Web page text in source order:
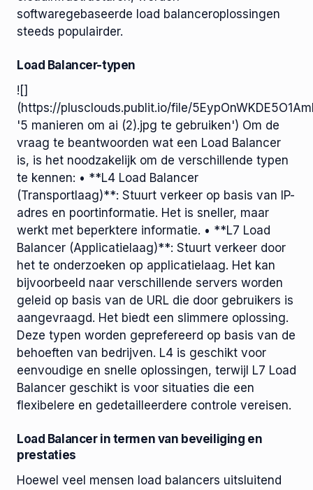
softwaregebaseerde load balanceroplossingen
steeds populairder.
Load Balancer-typen
![]
(https://plusclouds.publit.io/file/
'5 manieren om ai (2).jpg te gebruiken') Om de
vraag te beantwoorden wat een Load Balancer
is, is het noodzakelijk om de verschillende typen
te kennen: • **L4 Load Balancer
(Transportlaag)**: Stuurt verkeer op basis van IP-
adres en poortinformatie. Het is sneller, maar
werkt met beperktere informatie. • **L7 Load
Balancer (Applicatielaag)**: Stuurt verkeer door
het te onderzoeken op applicatielaag. Het kan
bijvoorbeeld naar verschillende servers worden
geleid op basis van de URL die door gebruikers is
aangevraagd. Het biedt een slimmere oplossing.
Deze typen worden geprefereerd op basis van de
behoeften van bedrijven. L4 is geschikt voor
eenvoudige en snelle oplossingen, terwijl L7 Load
Balancer geschikt is voor situaties die een
flexibelere en gedetailleerdere controle vereisen.
Load Balancer in termen van beveiliging en
prestaties
Hoewel veel mensen load balancers uitsluitend